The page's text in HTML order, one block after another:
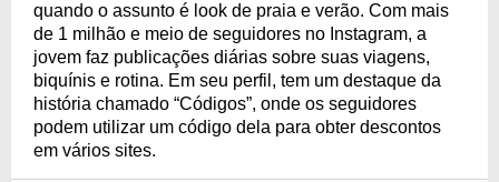
quando o assunto é look de praia e verão. Com mais
de 1 milhão e meio de seguidores no Instagram, a
jovem faz publicações diárias sobre suas viagens,
biquínis e rotina. Em seu perfil, tem um destaque da
história chamado “Códigos”, onde os seguidores
podem utilizar um código dela para obter descontos
em vários sites.